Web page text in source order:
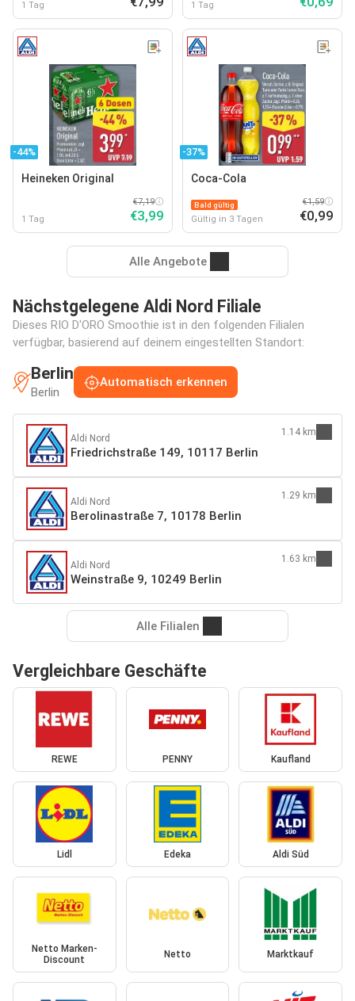
1 Tag 1 Tag
-44%
Heineken Original
1 Tag
€7,19
€3,99
-37%
Coca-Cola
Bald gültig
Gültig in 3 Tagen
€1,59
€0,99
Alle Angebote
Nächstgelegene Aldi Nord Filiale
Dieses RIO D'ORO Smoothie ist in den folgenden Filialen
verfügbar, basierend auf deinem eingestellten Standort:
Berlin
Berlin
Automatisch erkennen
Aldi Nord
Friedrichstraße 149, 10117 Berlin
1.14 km
Aldi Nord
Berolinastraße 7, 10178 Berlin
1.29 km
Aldi Nord
Weinstraße 9, 10249 Berlin
1.63 km
Alle Filialen
Vergleichbare Geschäfte
REWE PENNY Kaufland
Lidl Edeka Aldi Süd
Netto Marken-
Discount
Netto Marktkauf